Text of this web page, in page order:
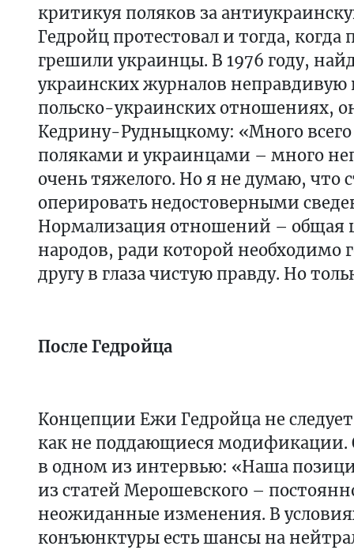
критикуя поляков за
Гедройц протестовал и тогда,
грешили украинцы. В 1976 году,
украинских журналов
польско-украинских отношениях,
Кедрину-Рудныцкому: «Много
поляками и украинцами – много
очень тяжелого. Но я не думаю, что
оперировать недостоверными
Нормализация отношений – общая
народов, ради которой необходимо
другу в глаза чистую правду. Но
После Гедройца
Концепции Ежи Гедройца не
как не поддающиеся модификации.
в одном из интервью: «Наша
из статей Мерошевского –
неожиданные изменения. В
конъюнктуры есть шансы на